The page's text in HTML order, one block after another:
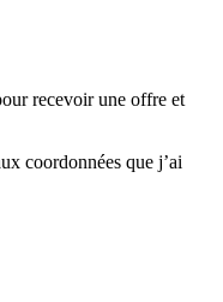
recevoir une offre et
coordonnées que j’ai